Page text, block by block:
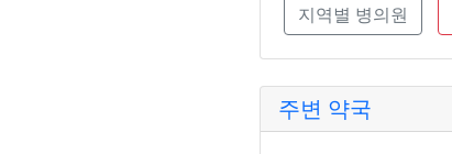
지역별 병의원
주변 약국